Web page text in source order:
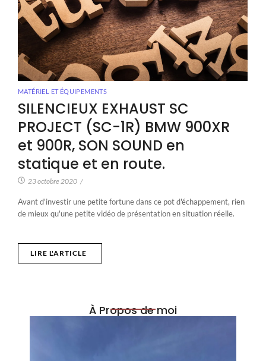
MATÉRIEL ET ÉQUIPEMENTS
SILENCIEUX EXHAUST SC
PROJECT (SC-1R) BMW 900XR
et 900R, SON SOUND en
statique et en route.
23 octobre 2020 /
Avant d'investir une petite fortune dans ce pot d'échappement, rien
de mieux qu'une petite vidéo de présentation en situation réelle.
LIRE L'ARTICLE
À Propos de moi